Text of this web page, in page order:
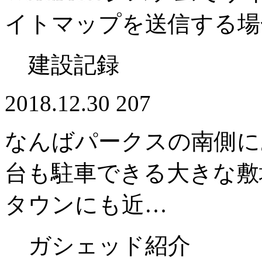
イトマップを送信する
建設記録
2018.12.30 207
なんばパークスの南側
台も駐車できる大きな
タウンにも近…
ガシェッド紹介